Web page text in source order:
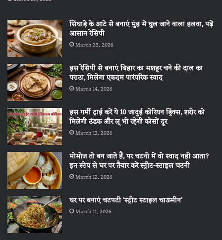
सिंघाड़े के आटे से बनाएं मुंह में घुल जाने वाला हलवा, पढ़ें
आसान रेसिपी
March 23, 2026
इस रेसिपी से बनाएं बिहार का मशहूर चने की दाल का
पराठा, मिलेगा एकदम पारंपरिक स्वाद
March 14, 2026
इस गर्मी ट्राई करें ये 10 जादुई कोरियन ड्रिंक्स, शरीर को
मिलेगी ठंडक और लू भी रहेगी कोसों दूर
March 13, 2026
मोमोज तो बन जाते हैं, पर चटनी में वो स्वाद नहीं आता?
इन स्टेप से घर पर तैयार करें स्ट्रीट-स्टाइल चटनी
March 12, 2026
घर पर बनाएं चटपटी ‘स्ट्रीट स्टाइल चाऊमीन’
March 11, 2026